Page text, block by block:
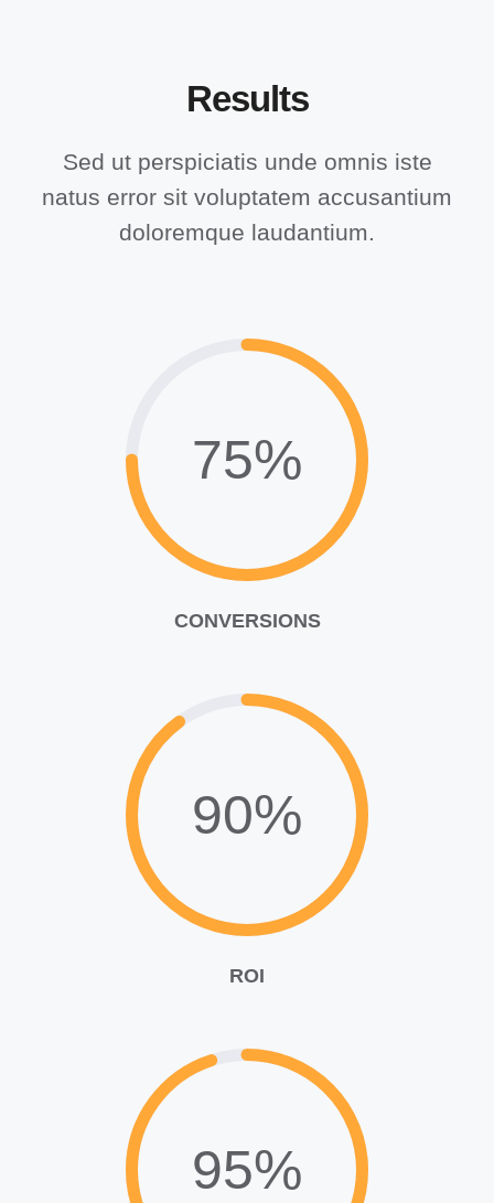
Results
Sed ut perspiciatis unde omnis iste
natus error sit voluptatem accusantium
doloremque laudantium.
75%
CONVERSIONS
90%
ROI
95%